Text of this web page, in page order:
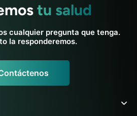
tu salud
cualquier pregunta que tenga.
la responderemos.